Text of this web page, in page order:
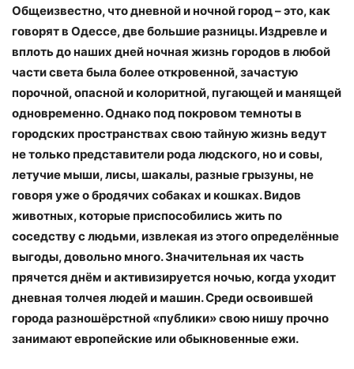
Общеизвестно, что дневной и ночной город – это, как
говорят в Одессе, две большие разницы. Издревле и
вплоть до наших дней ночная жизнь городов в любой
части света была более откровенной, зачастую
порочной, опасной и колоритной, пугающей и манящей
одновременно. Однако под покровом темноты в
городских пространствах свою тайную жизнь ведут
не только представители рода людского, но и совы,
летучие мыши, лисы, шакалы, разные грызуны, не
говоря уже о бродячих собаках и кошках. Видов
животных, которые приспособились жить по
соседству с людьми, извлекая из этого определённые
выгоды, довольно много. Значительная их часть
прячется днём и активизируется ночью, когда уходит
дневная толчея людей и машин. Среди освоившей
города разношёрстной «публики» свою нишу прочно
занимают европейские или обыкновенные ежи.